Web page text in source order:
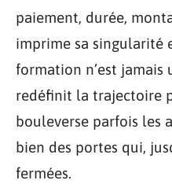
paiement, durée,
imprime sa singularité
formation n’est jamais
redéfinit la trajectoire
bouleverse parfois les
bien des portes qui,
fermées.